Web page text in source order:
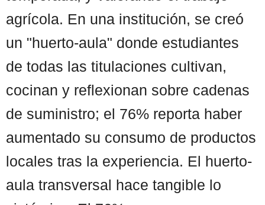
agrícola. En una institución, se creó
un "huerto-aula" donde estudiantes
de todas las titulaciones cultivan,
cocinan y reflexionan sobre cadenas
de suministro; el 76% reporta haber
aumentado su consumo de productos
locales tras la experiencia. El huerto-
aula transversal hace tangible lo